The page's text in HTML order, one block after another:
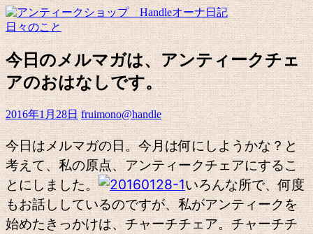
日々のこと
今日のメルマガは、アンティークチェ
アのおはなしです。
2016年1月28日 fruimono@handle
今日はメルマガの日。今月は何にしようかな？と
考えて、私の原点、アンティークチェアにするこ
とにしました。
いろんな所で、何度
もお話ししているのですが、私がアンティークを
始めたきっかけは、チャーチチェア。チャーチチ